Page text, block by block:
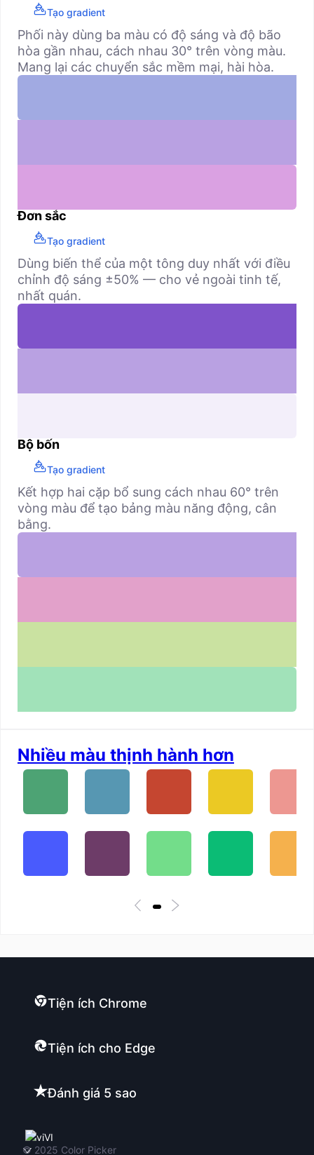
Tạo gradient
Phối này dùng ba màu có độ sáng và độ bão
hòa gần nhau, cách nhau 30° trên vòng màu.
Mang lại các chuyển sắc mềm mại, hài hòa.
Đơn sắc
Tạo gradient
Dùng biến thể của một tông duy nhất với điều
chỉnh độ sáng ±50% — cho vẻ ngoài tinh tế,
nhất quán.
Bộ bốn
Tạo gradient
Kết hợp hai cặp bổ sung cách nhau 60° trên
vòng màu để tạo bảng màu năng động, cân
bằng.
Nhiều màu thịnh hành hơn
Tiện ích Chrome
Tiện ích cho Edge
Đánh giá 5 sao
VI
© 2025 Color Picker